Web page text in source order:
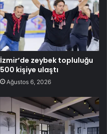
İzmir’de zeybek topluluğu
500 kişiye ulaştı
Ağustos 6, 2026